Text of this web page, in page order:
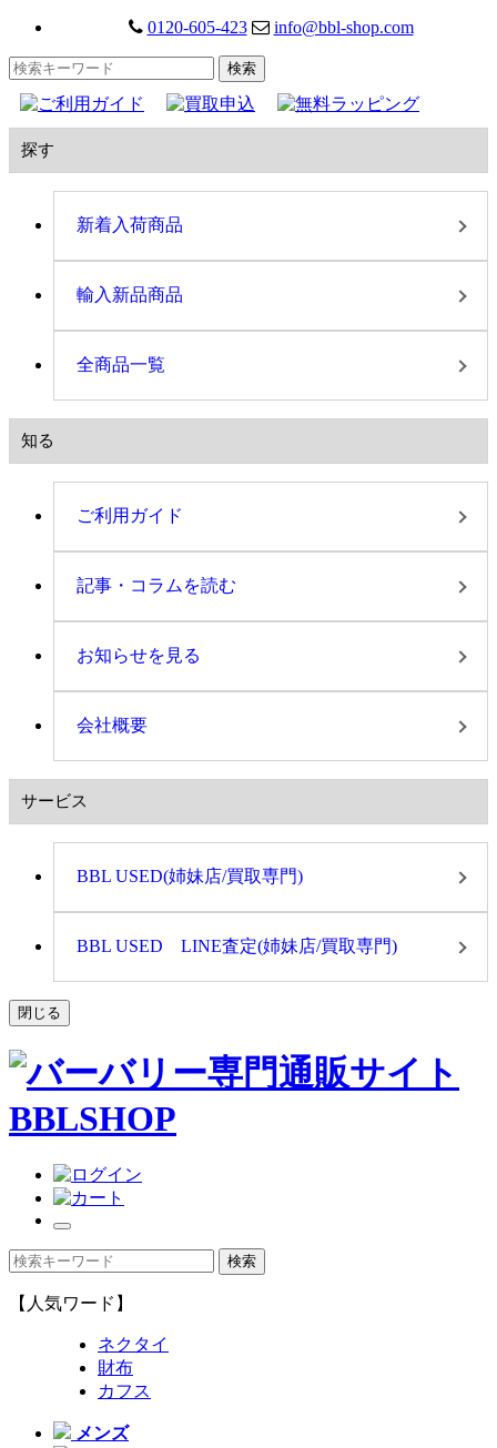
0120-605-423 info@bbl-shop.com
探す
新着入荷商品
輸入新品商品
全商品一覧
知る
ご利用ガイド
記事・コラムを読む
お知らせを見る
会社概要
サービス
BBL USED(姉妹店/買取専門)
BBL USED LINE査定(姉妹店/買取専門)
閉じる
【人気ワード】
ネクタイ
財布
カフス
メンズ